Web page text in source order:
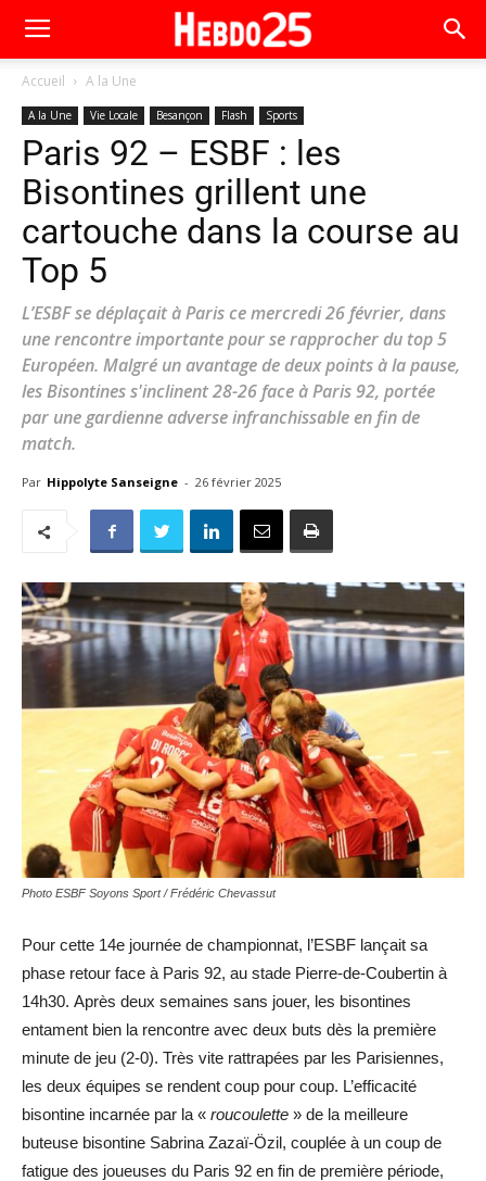
Accueil A la Une
A la Une Vie Locale Besançon Flash Sports
Paris 92 – ESBF : les
Bisontines grillent une
cartouche dans la course au
Top 5
L’ESBF se déplaçait à Paris ce mercredi 26 février, dans
une rencontre importante pour se rapprocher du top 5
Européen. Malgré un avantage de deux points à la pause,
les Bisontines s'inclinent 28-26 face à Paris 92, portée
par une gardienne adverse infranchissable en fin de
match.
Par Hippolyte Sanseigne - 26 février 2025
Photo ESBF Soyons Sport / Frédéric Chevassut
Pour cette 14e journée de championnat, l’ESBF lançait sa
phase retour face à Paris 92, au stade Pierre-de-Coubertin à
14h30. Après deux semaines sans jouer, les bisontines
entament bien la rencontre avec deux buts dès la première
minute de jeu (2-0). Très vite rattrapées par les Parisiennes,
les deux équipes se rendent coup pour coup. L’efficacité
bisontine incarnée par la « roucoulette » de la meilleure
buteuse bisontine Sabrina Zazaï-Özil, couplée à un coup de
fatigue des joueuses du Paris 92 en fin de première période,